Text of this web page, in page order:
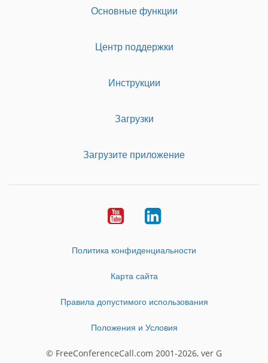
Основные функции
Центр поддержки
Инструкции
Загрузки
Загрузите приложение
YoutubeLinkedIn
Политика конфиденциальности
Карта сайта
Правила допустимого использования
Положения и Условия
© FreeConferenceCall.com 2001-2026, ver G